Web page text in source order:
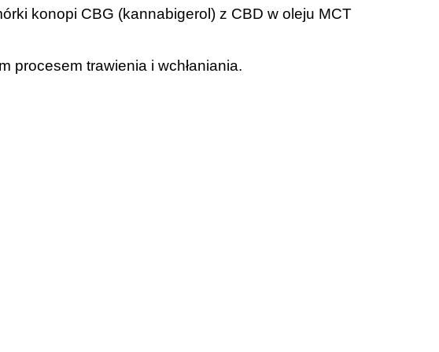
konopi CBG (kannabigerol) z CBD w oleju MCT
procesem trawienia i wchłaniania.